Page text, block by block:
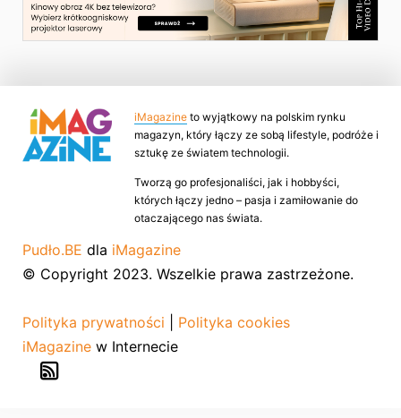
iMagazine to wyjątkowy na polskim rynku
magazyn, który łączy ze sobą lifestyle, podróże i
sztukę ze światem technologii.
Tworzą go profesjonaliści, jak i hobbyści,
których łączy jedno – pasja i zamiłowanie do
otaczającego nas świata.
Pudło.BE dla iMagazine
© Copyright 2023. Wszelkie prawa zastrzeżone.
Polityka prywatności
Polityka cookies
iMagazine w Internecie